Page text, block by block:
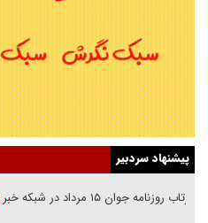
پیشنهاد سردبیر
بازتاب روزنامه جوان ۱۵ مرداد در شبکه خبر